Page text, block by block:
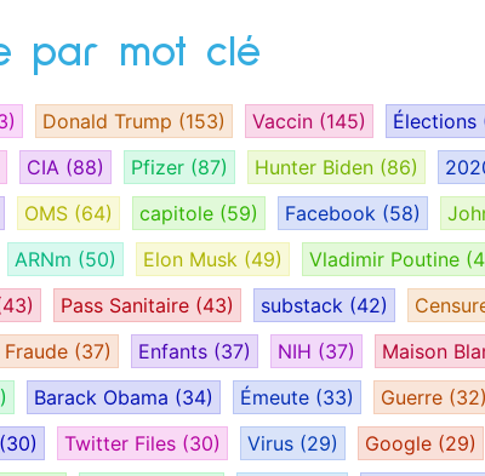
par mot clé
Donald Trump (153) Vaccin (145) Élections
CIA (88) Pfizer (87) Hunter Biden (86)
OMS (64) capitole (59) Facebook (58)
ARNm (50) Elon Musk (49) Vladimir Poutine
Pass Sanitaire (43) substack (42)
Fraude (37) Enfants (37) NIH (37) Maison
Barack Obama (34) Émeute (33) Guerre (32)
(30) Twitter Files (30) Virus (29) Google (29)